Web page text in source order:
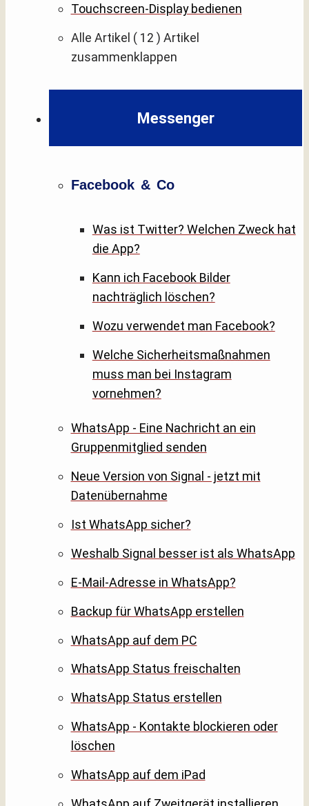
Touchscreen-Display bedienen
Alle Artikel ( 12 ) Artikel
zusammenklappen
Messenger
Facebook & Co
Was ist Twitter? Welchen Zweck hat
die App?
Kann ich Facebook Bilder
nachträglich löschen?
Wozu verwendet man Facebook?
Welche Sicherheitsmaßnahmen
muss man bei Instagram
vornehmen?
WhatsApp - Eine Nachricht an ein
Gruppenmitglied senden
Neue Version von Signal - jetzt mit
Datenübernahme
Ist WhatsApp sicher?
Weshalb Signal besser ist als WhatsApp
E-Mail-Adresse in WhatsApp?
Backup für WhatsApp erstellen
WhatsApp auf dem PC
WhatsApp Status freischalten
WhatsApp Status erstellen
WhatsApp - Kontakte blockieren oder
löschen
WhatsApp auf dem iPad